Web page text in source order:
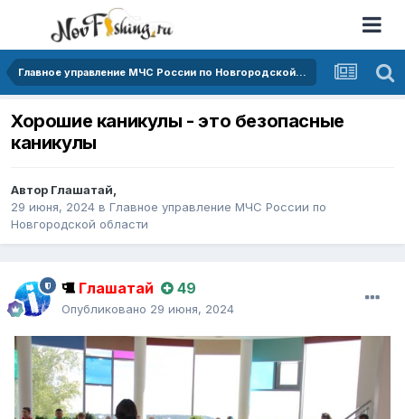
Главное управление МЧС России по Новгородской области
Хорошие каникулы - это безопасные
каникулы
Автор Глашатай,
29 июня, 2024 в Главное управление МЧС России по
Новгородской области
Глашатай 49
Опубликовано 29 июня, 2024